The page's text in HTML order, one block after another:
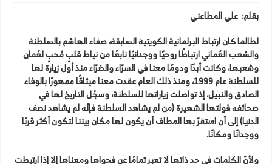
بقلم: علي المطاعني
لطالما كان ارتباط البرلمانية الكويتية السابقة، صفاء الهاشم بالسلطنة
والشعب العُماني ارتباطًا روحيًا ووجدانيًا نابعًا من نياط قلبٍ مُحبٍ لعُمان
وشعبها، وكانت أبدًا ودومًا معنا في السرّاء والضرّاء منذ أول زيارة لها
للسلطنة عام 1999، ومنذ ذلك العام عقدت معنا ميثاقًا ممهورًا بالوفاء
الصادق والنبيل، إذ تواصلت زياراتها للسلطنة، وسجّل التاريخ لها في
صحائفه قولتها الشهيرة (من لم يشاهد السلطنة فإنّه لم يشاهد نصف
الدنيا) إلى أن استقرّ بها المطاف أن يكون لها مكان بيننا لتكون أكثر قربًا
ووجدانًا ومكانًا.
ولأنّ الكلمات في حد ذاتها لا تعبر تمامًا عن فحواها ومعناها إلا إذا ارتبطت